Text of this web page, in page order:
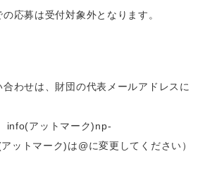
応募は受付対象外となります。
わせは、財団の代表メールアドレスに
info(アットマーク)np-
トマーク)は@に変更してください）